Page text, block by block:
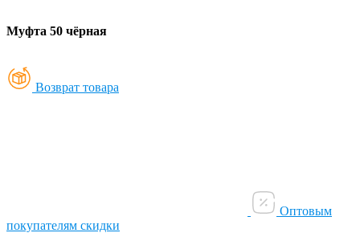
Муфта 50 чёрная
Возврат товара
Оптовым
покупателям скидки